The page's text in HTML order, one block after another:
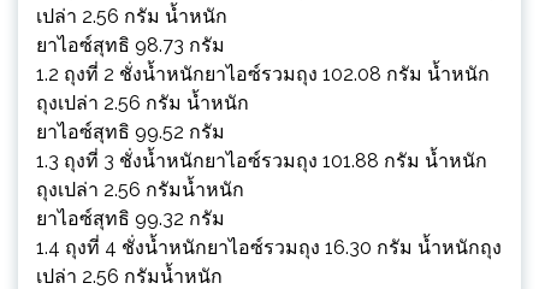
เปล่า 2.56 กรัม น้ำหนัก
ยาไอซ์สุทธิ 98.73 กรัม
1.2 ถุงที่ 2 ชั่งน้ำหนักยาไอซ์รวมถุง 102.08 กรัม น้ำหนัก
ถุงเปล่า 2.56 กรัม น้ำหนัก
ยาไอซ์สุทธิ 99.52 กรัม
1.3 ถุงที่ 3 ชั่งน้ำหนักยาไอซ์รวมถุง 101.88 กรัม น้ำหนัก
ถุงเปล่า 2.56 กรัมน้ำหนัก
ยาไอซ์สุทธิ 99.32 กรัม
1.4 ถุงที่ 4 ชั่งน้ำหนักยาไอซ์รวมถุง 16.30 กรัม น้ำหนักถุง
เปล่า 2.56 กรัมน้ำหนัก